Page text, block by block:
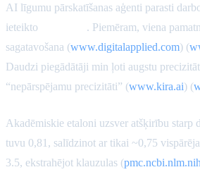
AI līgumu pārskatīšanas aģenti parasti
ieteikto
. Piemēram, viena
sagatavošana (www.digitalapplied.com) (
Daudzi piegādātāji min ļoti augstu
“nepārspējamu precizitāti” (www.kira.ai) (
Akadēmiskie etaloni uzsver atšķirību starp
tuvu 0,81, salīdzinot ar tikai ~0,75
3.5, ekstrahējot klauzulas (